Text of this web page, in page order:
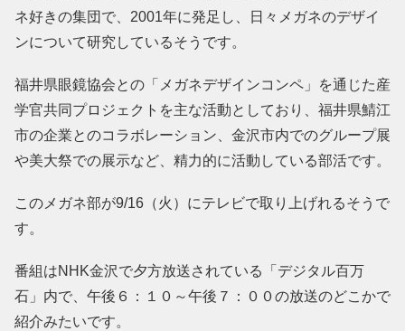
ネ好きの集団で、2001年に発足し、日々メガネのデザイ
ンについて研究しているそうです。
福井県眼鏡協会との「メガネデザインコンペ」を通じた産
学官共同プロジェクトを主な活動としており、福井県鯖江
市の企業とのコラボレーション、金沢市内でのグループ展
や美大祭での展示など、精力的に活動している部活です。
このメガネ部が9/16（火）にテレビで取り上げれるそうで
す。
番組はNHK金沢で夕方放送されている「デジタル百万
石」内で、午後６：１０～午後７：００の放送のどこかで
紹介みたいです。